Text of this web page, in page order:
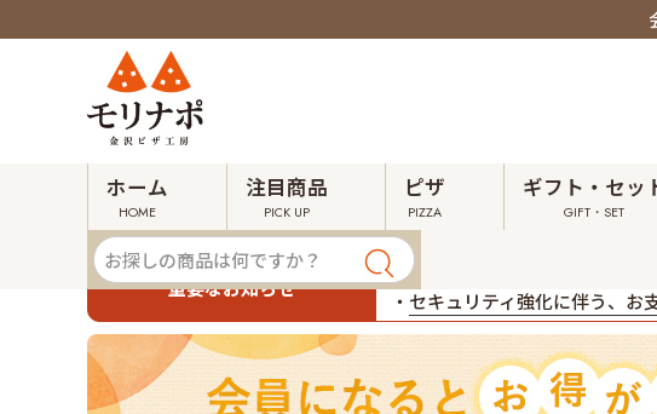
ホーム
HOME
注目商品
PICK UP
ピザ
PIZZA
ギフト・セッ
GIFT・SET
重要なお知らせ
・令和８年熊本地震の影響によ
・ セキュリティ強化に伴う、お